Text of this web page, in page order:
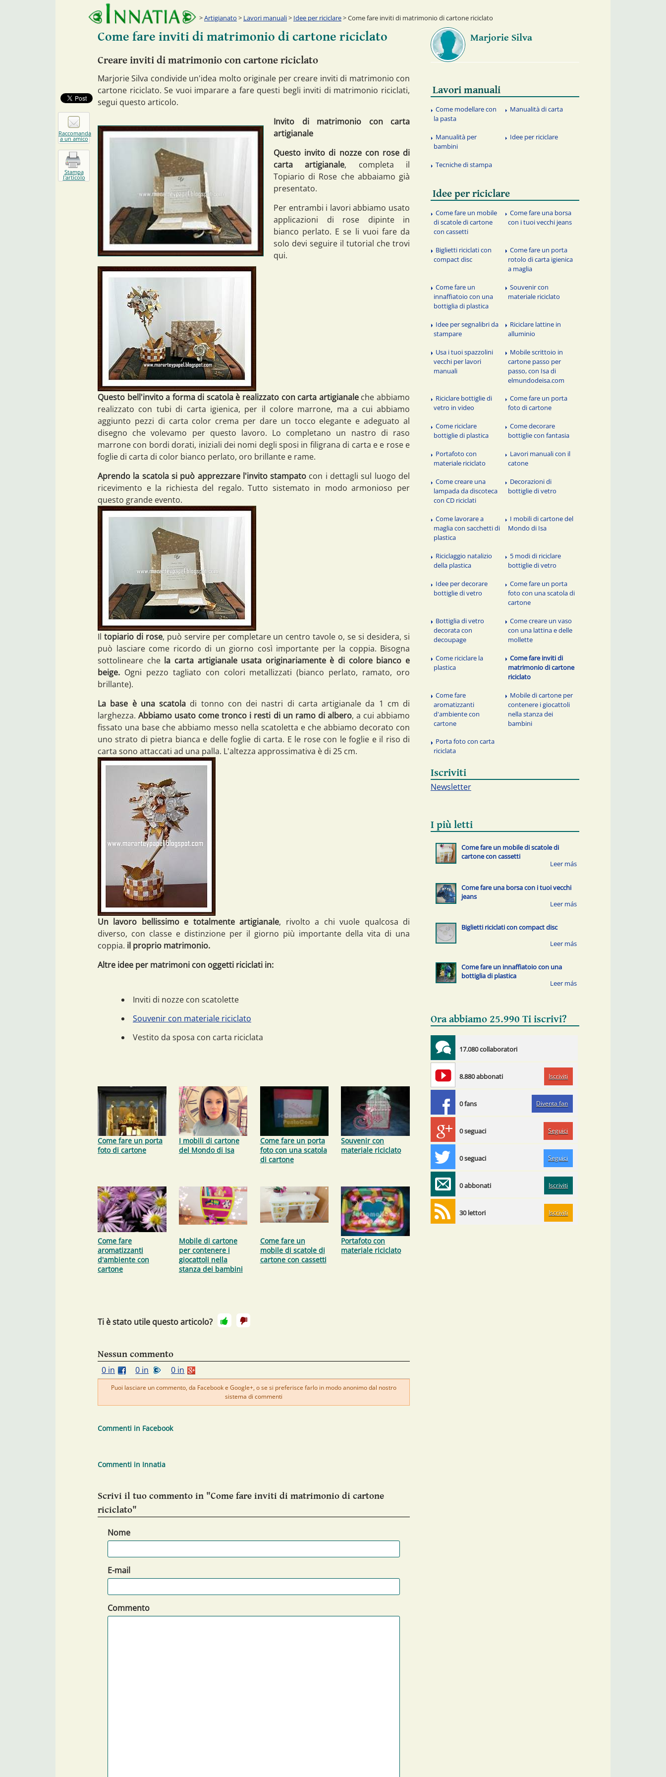
Artigianato > Lavori manuali> Idee per riciclare> Come fare inviti di matrimonio di cartone riciclato
Come fare inviti di matrimonio di cartone riciclato
Creare inviti di matrimonio con cartone riciclato
Marjorie Silva condivide un'idea molto originale per creare inviti di matrimonio con
cartone riciclato. Se vuoi imparare a fare questi begli inviti di matrimonio riciclati,
segui questo articolo.
Invito di matrimonio con carta
artigianale
Questo invito di nozze con rose di
carta artigianale, completa il
Topiario di Rose che abbaiamo già
presentato.
Per entrambi i lavori abbiamo usato
applicazioni di rose dipinte in
bianco perlato. E se li vuoi fare da
solo devi seguire il tutorial che trovi
qui.
Questo bell'invito a forma di scatola è realizzato con carta artigianaleche abbiamo
realizzato con tubi di carta igienica, per il colore marrone, ma a cui abbiamo
aggiunto pezzi di carta color crema per dare un tocco elegante e adeguato al
disegno che volevamo per questo lavoro. Lo completano un nastro di raso
marrone con bordi dorati, iniziali dei nomi degli sposi in filigrana di carta e e rose e
foglie di carta di color bianco perlato, oro brillante e rame.
Aprendo la scatola si può apprezzare l'invito stampato con i dettagli sul luogo del
ricevimento e la richiesta del regalo. Tutto sistemato in modo armonioso per
questo grande evento.
Il topiario di rose, può servire per completare un centro tavole o, se si desidera, si
può lasciare come ricordo di un giorno così importante per la coppia. Bisogna
sottolineare che la carta artigianale usata originariamente è di colore bianco e
beige. Ogni pezzo tagliato con colori metallizzati (bianco perlato, ramato, oro
brillante).
La base è una scatola di tonno con dei nastri di carta artigianale da 1 cm di
larghezza.Abbiamo usato come tronco i resti di un ramo di albero, a cui abbiamo
fissato una base che abbiamo messo nella scatoletta e che abbiamo decorato con
uno strato di pietra bianca e delle foglie di carta. E le rose con le foglie e il riso di
carta sono attaccati ad una palla. L'altezza approssimativa è di 25 cm.
Un lavoro bellissimo e totalmente artigianale, rivolto a chi vuole qualcosa di
diverso, con classe e distinzione per il giorno più importante della vita di una
coppia. il proprio matrimonio.
Altre idee per matrimoni con oggetti riciclati in:
Inviti di nozze con scatolette
Souvenir con materiale riciclato
Vestito da sposa con carta riciclata
Come fare un porta
foto di cartone
I mobili di cartone
del Mondo di Isa
Come fare un porta
foto con una scatola
di cartone
Souvenir con
materiale riciclato
Come fare
aromatizzanti
d'ambiente con
cartone
Mobile di cartone
per contenere i
giocattoli nella
stanza dei bambini
Come fare un
mobile di scatole di
cartone con cassetti
Portafoto con
materiale riciclato
Ti è stato utile questo articolo?
Nessun commento
0 in
0 in 0 in
Puoi lasciare un commento, da Facebook e Google+, o se si preferisce farlo in modo anonimo dal nostro
sistema di commenti
Commenti in Facebook
Commenti in Innatia
Scrivi il tuo commento in "Come fare inviti di matrimonio di cartone
riciclato"
Nome
E-mail
Commento
Marjorie Silva
Lavori manuali
Come modellare con
la pasta
Manualità di carta
Manualità per
bambini
Idee per riciclare
Tecniche di stampa
Idee per riciclare
Come fare un mobile
di scatole di cartone
con cassetti
Come fare una borsa
con i tuoi vecchi jeans
Biglietti riciclati con
compact disc
Come fare un porta
rotolo di carta igienica
a maglia
Come fare un
innaffiatoio con una
bottiglia di plastica
Souvenir con
materiale riciclato
Idee per segnalibri da
stampare
Riciclare lattine in
alluminio
Usa i tuoi spazzolini
vecchi per lavori
manuali
Mobile scrittoio in
cartone passo per
passo, con Isa di
elmundodeisa.com
Riciclare bottiglie di
vetro in video
Come fare un porta
foto di cartone
Come riciclare
bottiglie di plastica
Come decorare
bottiglie con fantasia
Portafoto con
materiale riciclato
Lavori manuali con il
catone
Come creare una
lampada da discoteca
con CD riciclati
Decorazioni di
bottiglie di vetro
Come lavorare a
maglia con sacchetti di
plastica
I mobili di cartone del
Mondo di Isa
Riciclaggio natalizio
della plastica
5 modi di riciclare
bottiglie di vetro
Idee per decorare
bottiglie di vetro
Come fare un porta
foto con una scatola di
cartone
Bottiglia di vetro
decorata con
decoupage
Come creare un vaso
con una lattina e delle
mollette
Come riciclare la
plastica
Come fare inviti di
matrimonio di cartone
riciclato
Come fare
aromatizzanti
d'ambiente con
cartone
Mobile di cartone per
contenere i giocattoli
nella stanza dei
bambini
Porta foto con carta
riciclata
Iscriviti
Newsletter
I più letti
Come fare un mobile di scatole di
cartone con cassetti
Come fare una borsa con i tuoi vecchi
jeans
Biglietti riciclati con compact disc
Come fare un innaffiatoio con una
bottiglia di plastica
Ora abbiamo 25.990 Ti iscrivi?
17.080 collaboratori
8.880 abbonati Iscriviti
0 fans Diventa fan
0 seguaci Seguici
0 seguaci Seguici
0 abbonati Iscriviti
30 lettori Iscriviti
Raccomanda
a un amico
Stampa
l'articolo